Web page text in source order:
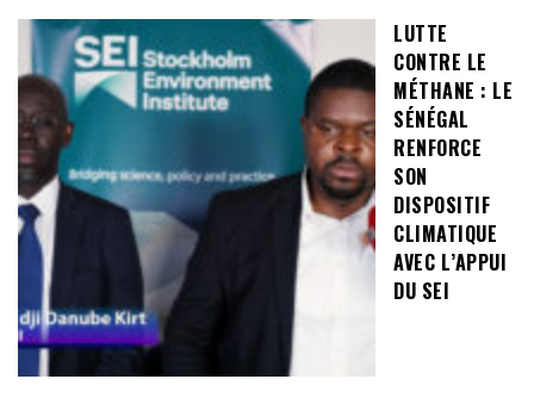
LUTTE
CONTRE LE
MÉTHANE : LE
SÉNÉGAL
RENFORCE
SON
DISPOSITIF
CLIMATIQUE
AVEC L’APPUI
DU SEI